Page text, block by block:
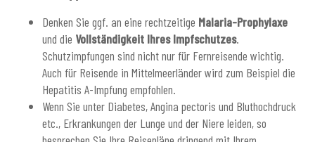
Denken Sie ggf. an eine rechtzeitige Malaria-Prophylaxe
und die Vollständigkeit Ihres Impfschutzes.
Schutzimpfungen sind nicht nur für Fernreisende wichtig.
Auch für Reisende in Mittelmeerländer wird zum Beispiel die
Hepatitis A-Impfung empfohlen.
Wenn Sie unter Diabetes, Angina pectoris und Bluthochdruck
etc., Erkrankungen der Lunge und der Niere leiden, so